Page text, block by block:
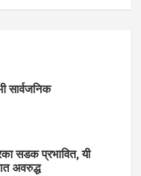
सार्वजनिक
सडक प्रभावित, यी
अवरुद्ध